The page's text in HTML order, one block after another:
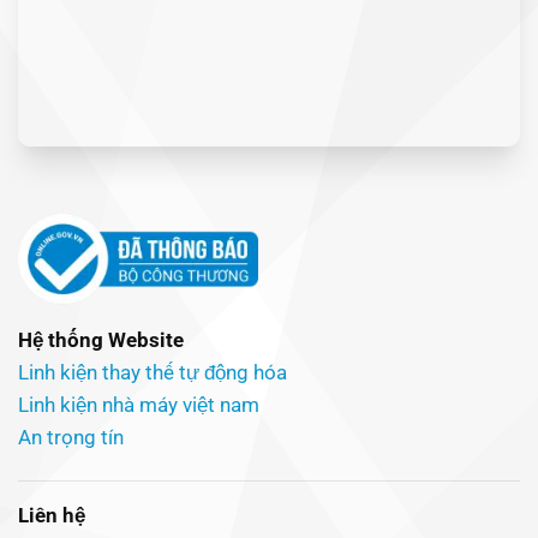
Hệ thống Website
Linh kiện thay thế tự động hóa
Linh kiện nhà máy việt nam
An trọng tín
Liên hệ